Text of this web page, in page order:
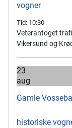
vogner
Tid: 10:30
Veterantoget
Vikersund og
23
aug
Gamle
historiske